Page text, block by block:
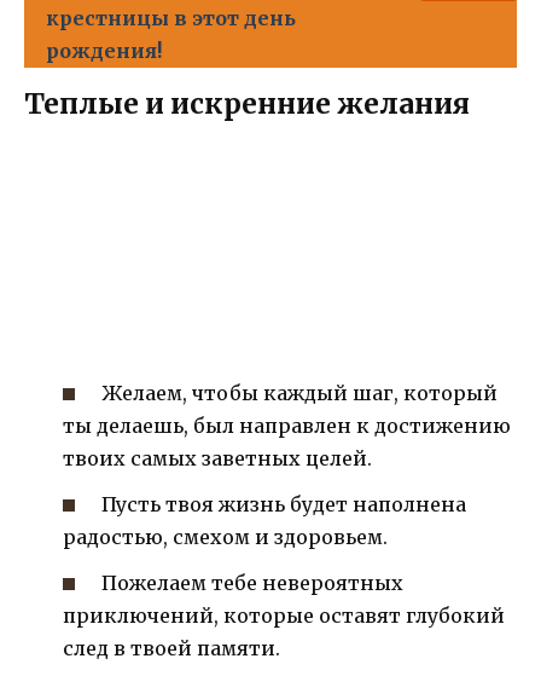
крестницы в этот день
рождения!
Теплые и искренние желания
Желаем, чтобы каждый шаг, который
ты делаешь, был направлен к достижению
твоих самых заветных целей.
Пусть твоя жизнь будет наполнена
радостью, смехом и здоровьем.
Пожелаем тебе невероятных
приключений, которые оставят глубокий
след в твоей памяти.